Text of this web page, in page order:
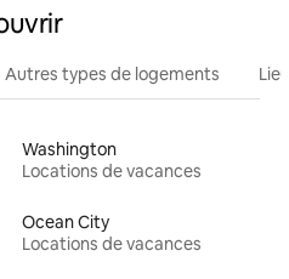
Autres types de logements
Washington
Locations de vacances
Ocean City
Locations de vacances